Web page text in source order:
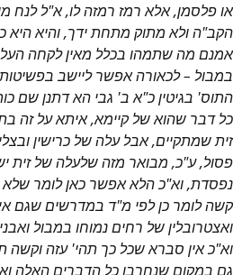
או פלסמן, אלא רמז רמזה לו, א"ל לנח
הקב"ה ולא מתוק מתחת ידך, והיא היא
אמנם מה שתמהו בכלל מאין לקחה
במבול – לכאורה אפשר ליישב
התוס' בגיטין כ"א ב' גבי הא דתנן שם
כל דבר שהוא של קיימא, איתא על זה
זית שמתקיים, אבל עלה של כרישין
פסול, ע"כ, מבואר מזה שלעלה של זית
נפסדת, וא"כ הלא אפשר כאן לומר
קשה לומר כן לפי מ"ד במדרשים שגם
ואצטרובלין של רחים נמוחו במבול
וא"כ אין סברא שכל כך תהי' עזה וקשה
גם במקום שנחרבו כל הדברים האלה